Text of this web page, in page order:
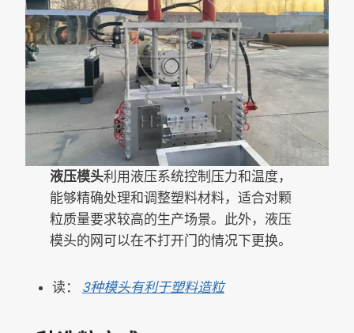
液压模头利用液压系统控制压力和温度，
能够精确处理和调整塑料材料，适合对颗
粒质量要求较高的生产场景。此外，液压
模头的网可以在不打开门的情况下更换。
读： 3种模头有利于塑料造粒